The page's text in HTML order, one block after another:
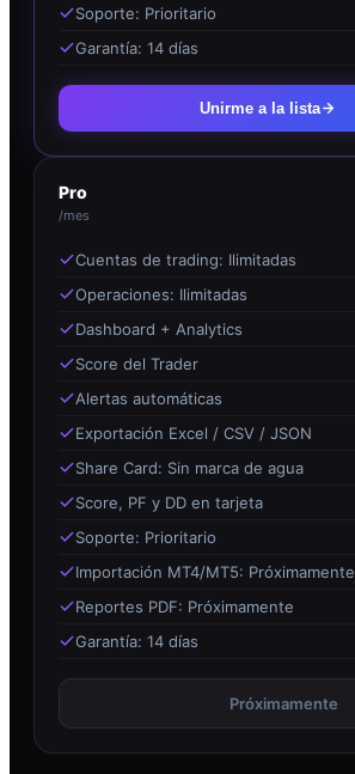
Soporte: Prioritario
Garantía: 14 días
Unirme a la lista
Pro
/mes
Cuentas de trading: Ilimitadas
Operaciones: Ilimitadas
Dashboard + Analytics
Score del Trader
Alertas automáticas
Exportación Excel / CSV / JSON
Share Card: Sin marca de agua
Score, PF y DD en tarjeta
Soporte: Prioritario
Importación MT4/MT5: Próximamente
Reportes PDF: Próximamente
Garantía: 14 días
Próximamente